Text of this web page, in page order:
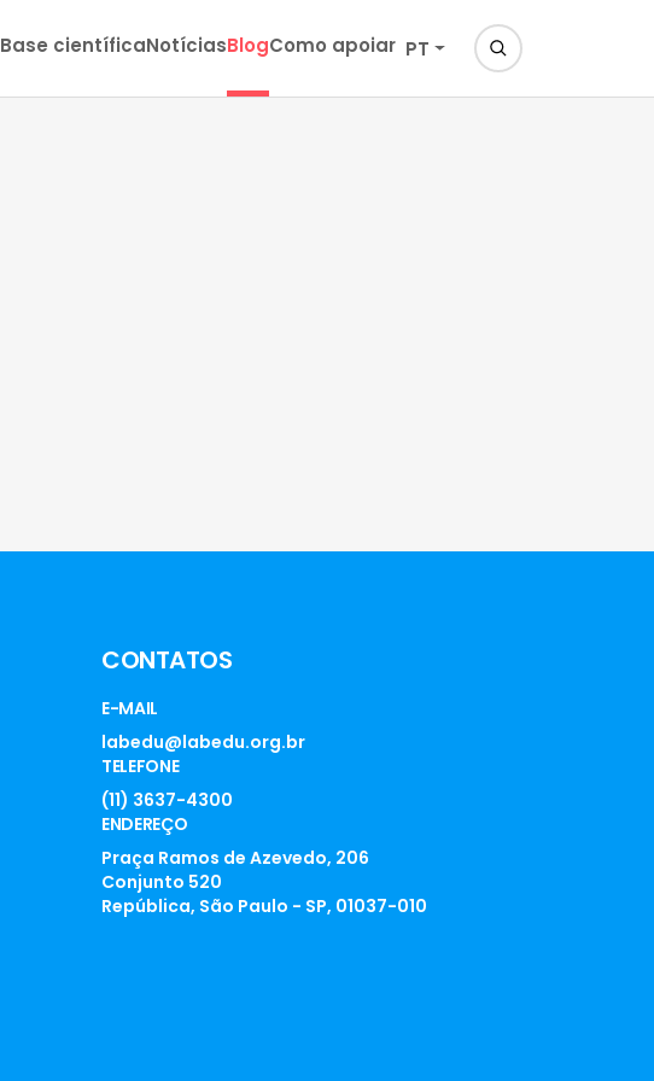
Base científicaNotíciasBlogComo apoiar PT
CONTATOS
E-MAIL
labedu@labedu.org.br
TELEFONE
(11) 3637-4300
ENDEREÇO
Praça Ramos de Azevedo, 206
Conjunto 520
República, São Paulo - SP, 01037-010